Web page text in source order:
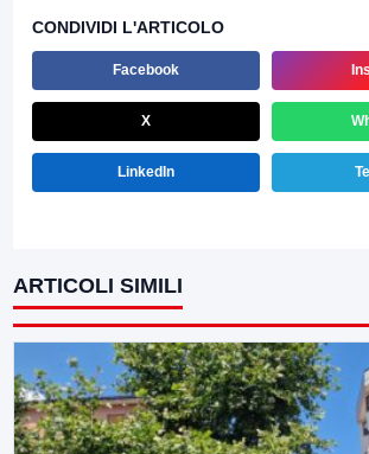
CONDIVIDI L'ARTICOLO
Facebook
X
LinkedIn
ARTICOLI SIMILI